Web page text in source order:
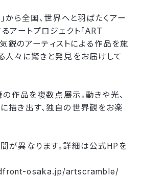
から全国、世界へと羽ばたくアー
アートプロジェクト「ART
鋭のアーティストによる作品を施
人々に驚きと発見をお届けして
の作品を複数点展示。動きや光、
描き出す、独自の世界観をお楽
が異なります。詳細は公式HPを
osaka.jp/artscramble/